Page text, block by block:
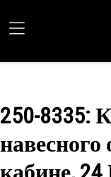
250-8335:
навесного